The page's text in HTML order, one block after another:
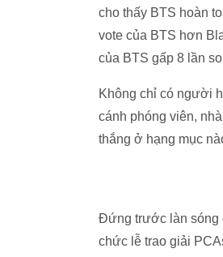
cho thấy BTS hoàn
vote của BTS hơn
của BTS gấp 8 lần
Không chỉ có người
cánh phóng viên,
thắng ở hạng mục
Đứng trước làn sóng
chức lễ trao giải